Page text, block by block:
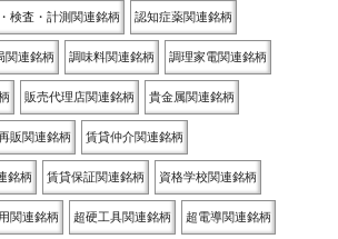
検査・計測関連銘柄 認知症薬関連銘柄
関連銘柄 調味料関連銘柄 調理家電関連銘柄
販売代理店関連銘柄 貴金属関連銘柄
販関連銘柄 賃貸仲介関連銘柄
銘柄 賃貸保証関連銘柄 資格学校関連銘柄
関連銘柄 超硬工具関連銘柄 超電導関連銘柄